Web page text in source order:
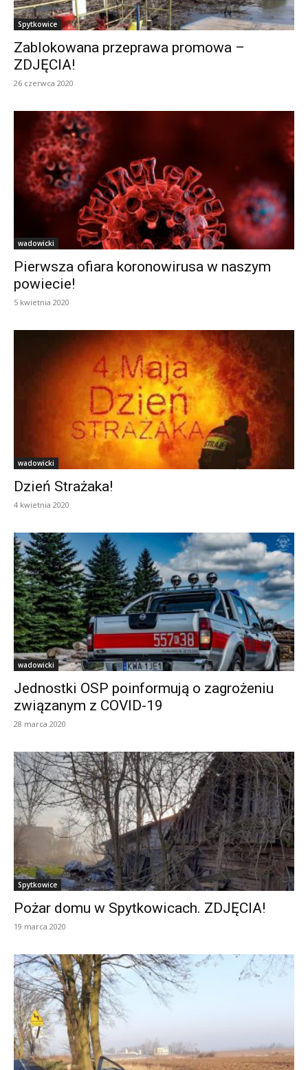
Spytkowice
Zablokowana przeprawa promowa –
ZDJĘCIA!
26 czerwca 2020
wadowicki
Pierwsza ofiara koronowirusa w naszym
powiecie!
5 kwietnia 2020
wadowicki
Dzień Strażaka!
4 kwietnia 2020
wadowicki
Jednostki OSP poinformują o zagrożeniu
związanym z COVID-19
28 marca 2020
Spytkowice
Pożar domu w Spytkowicach. ZDJĘCIA!
19 marca 2020